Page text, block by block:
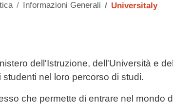
Informazioni Generali Universitaly
dell'Istruzione, dell'Università e
nel loro percorso di studi.
che permette di entrare nel mondo